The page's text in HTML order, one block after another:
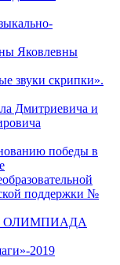
Яковлевны
звуки скрипки».
Дмитриевича и
победы в
поддержки №
ОЛИМПИАДА
2019